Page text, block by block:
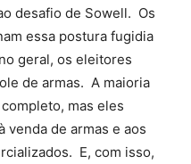
desafio de Sowell. Os
essa postura fugidia
geral, os eleitores
de armas. A maioria
mas eles
de armas e aos
E, com isso,